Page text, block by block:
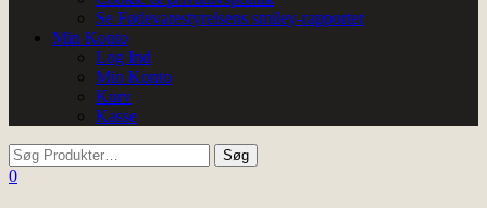
Se Fødevarestyrelsens smiley-rapporter
Min Konto
Log Ind
Min Konto
Kurv
Kasse
0